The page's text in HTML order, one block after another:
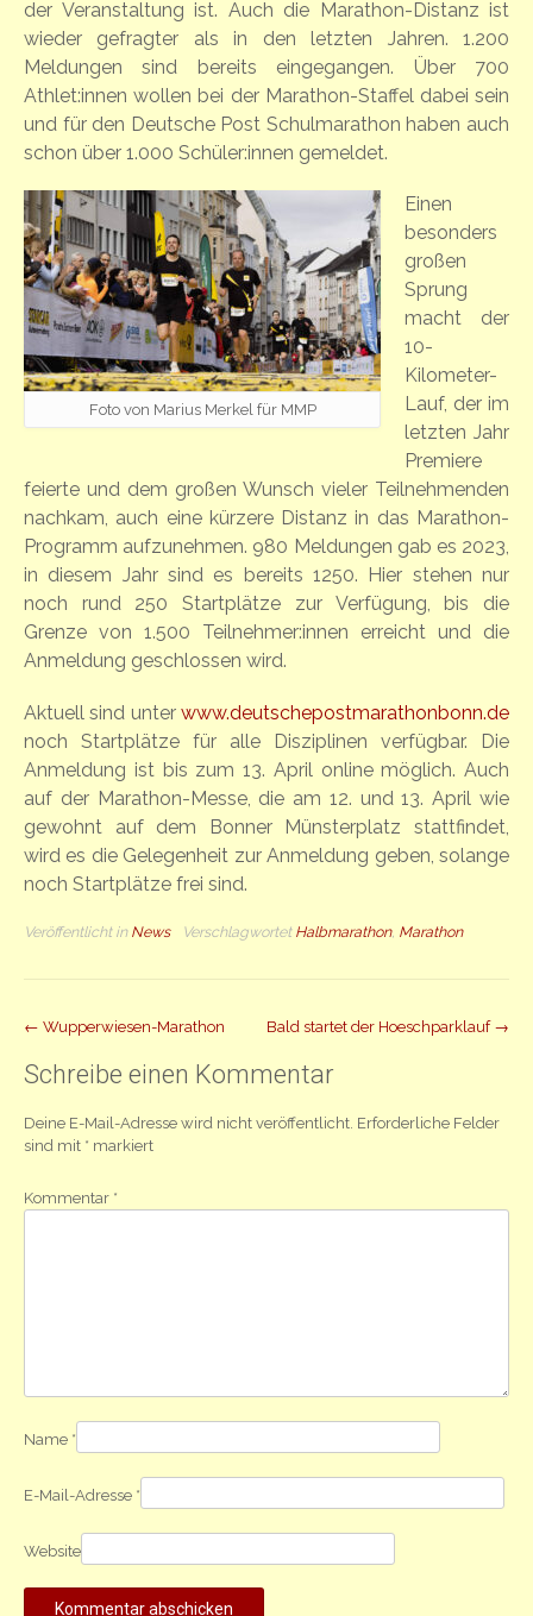
der Veranstaltung ist. Auch die Marathon-Distanz ist
wieder gefragter als in den letzten Jahren. 1.200
Meldungen sind bereits eingegangen. Über 700
Athlet:innen wollen bei der Marathon-Staffel dabei sein
und für den Deutsche Post Schulmarathon haben auch
schon über 1.000 Schüler:innen gemeldet.
Foto von Marius Merkel für MMP
Einen
besonders
großen
Sprung
macht der
10-
Kilometer-
Lauf, der im
letzten Jahr
Premiere
feierte und dem großen Wunsch vieler Teilnehmenden
nachkam, auch eine kürzere Distanz in das Marathon-
Programm aufzunehmen. 980 Meldungen gab es 2023,
in diesem Jahr sind es bereits 1250. Hier stehen nur
noch rund 250 Startplätze zur Verfügung, bis die
Grenze von 1.500 Teilnehmer:innen erreicht und die
Anmeldung geschlossen wird.
Aktuell sind unter www.deutschepostmarathonbonn.de
noch Startplätze für alle Disziplinen verfügbar. Die
Anmeldung ist bis zum 13. April online möglich. Auch
auf der Marathon-Messe, die am 12. und 13. April wie
gewohnt auf dem Bonner Münsterplatz stattfindet,
wird es die Gelegenheit zur Anmeldung geben, solange
noch Startplätze frei sind.
Veröffentlicht in News Verschlagwortet Halbmarathon, Marathon
Beitrag
Navigation
← Wupperwiesen-Marathon Bald startet der Hoeschparklauf →
Schreibe einen Kommentar
Deine E-Mail-Adresse wird nicht veröffentlicht. Erforderliche Felder
sind mit * markiert
Kommentar *
Name *
E-Mail-Adresse *
Website